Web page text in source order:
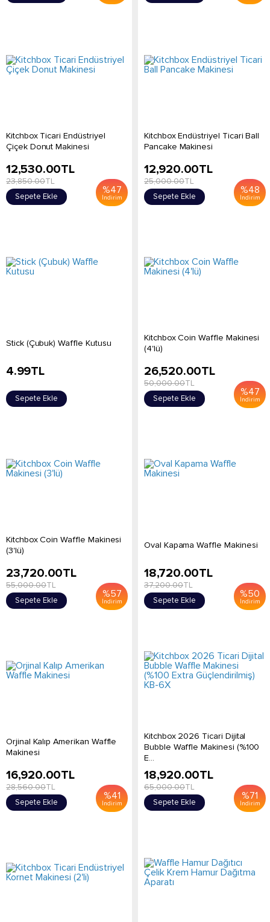
Kitchbox Ticari Endüstriyel
Çiçek Donut Makinesi
%47
İndirim
12,530.00TL
23,850.00TL
Sepete Ekle
Kitchbox Endüstriyel Ticari Ball
Pancake Makinesi
%48
İndirim
12,920.00TL
25,000.00TL
Sepete Ekle
Stick (Çubuk) Waffle Kutusu
4.99TL
Sepete Ekle
Kitchbox Coin Waffle Makinesi
(4'lü)
%47
İndirim
26,520.00TL
50,000.00TL
Sepete Ekle
Kitchbox Coin Waffle Makinesi
(3'lü)
%57
İndirim
23,720.00TL
55,000.00TL
Sepete Ekle
Oval Kapama Waffle Makinesi
%50
İndirim
18,720.00TL
37,200.00TL
Sepete Ekle
Orjinal Kalıp Amerikan Waffle
Makinesi
%41
İndirim
16,920.00TL
28,560.00TL
Sepete Ekle
Kitchbox 2026 Ticari Dijital
Bubble Waffle Makinesi (%100
E...
%71
İndirim
18,920.00TL
65,000.00TL
Sepete Ekle